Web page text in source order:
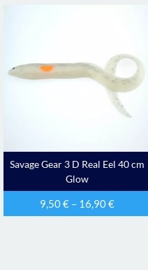
Savage Gear 3 D Real Eel 40 cm
Glow
9,50€– 16,90€